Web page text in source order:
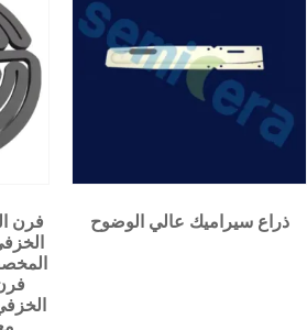
ذراع سيراميك عالي الوضوح